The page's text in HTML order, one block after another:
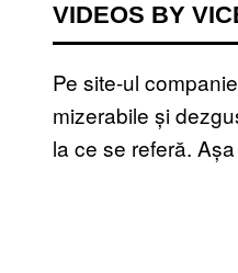
VIDEOS BY
Pe site-ul
mizerabile și
la ce se referă.